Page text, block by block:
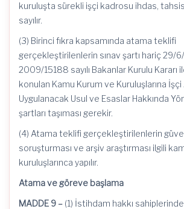
kuruluşta sürekli işçi kadrosu ihdas,
sayılır.
(3) Birinci fıkra kapsamında atama teklifi
gerçekleştirilenlerin sınav şartı hariç 29/
2009/15188 sayılı Bakanlar Kurulu Kararı
konulan Kamu Kurum ve Kuruluşlarına İşçi
Uygulanacak Usul ve Esaslar Hakkında
şartları taşıması gerekir.
(4) Atama teklifi gerçekleştirilenlerin
soruşturması ve arşiv araştırması ilgili
kuruluşlarınca yapılır.
Atama ve göreve başlama
MADDE 9 – (1) İstihdam hakkı